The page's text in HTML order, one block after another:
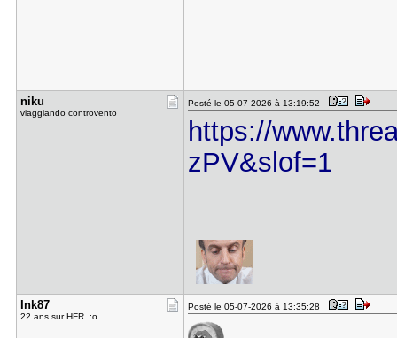
niku
viaggiando controvento
Posté le 05-07-2026 à 13:19:52
https://
zPV&slof=1
Ink87
22 ans sur HFR. :o
Posté le 05-07-2026 à 13:35:28